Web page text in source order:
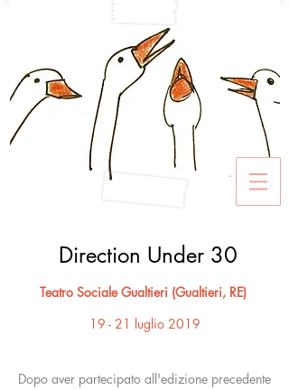
Direction Under 30
Teatro Sociale Gualtieri (Gualtieri, RE)
19 - 21 luglio 2019
Dopo aver partecipato all'edizione precedente